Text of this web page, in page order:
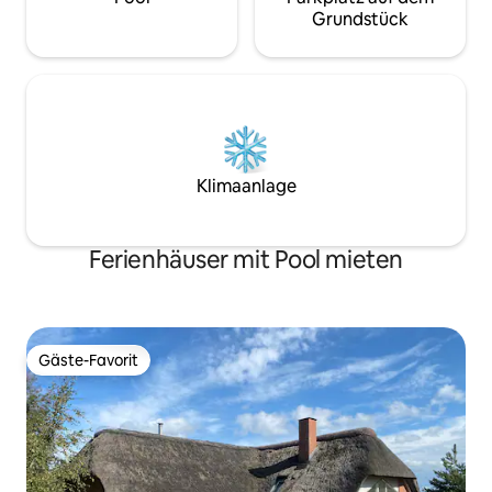
Grundstück
Klimaanlage
Ferienhäuser mit Pool mieten
Gäste-Favorit
Gäste-Favorit